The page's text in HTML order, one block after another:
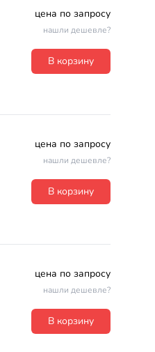
цена по запросу
нашли дешевле?
В корзину
цена по запросу
нашли дешевле?
В корзину
цена по запросу
нашли дешевле?
В корзину